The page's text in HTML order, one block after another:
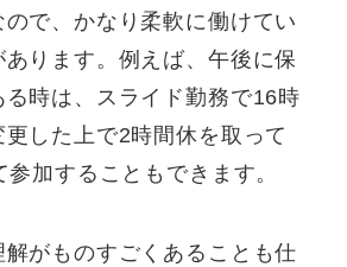
で、かなり柔軟に働けてい
ります。例えば、午後に保
時は、スライド勤務で16時
更した上で2時間休を取って
加することもできます。
解がものすごくあることも仕